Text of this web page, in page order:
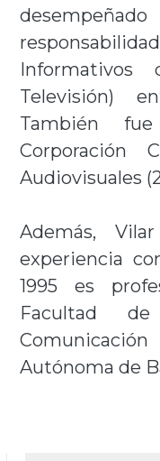
Informativos
Televisión)
También
Corporación
Audiovisuales
Además,
experiencia
1995 es
Facultad
Autónoma de